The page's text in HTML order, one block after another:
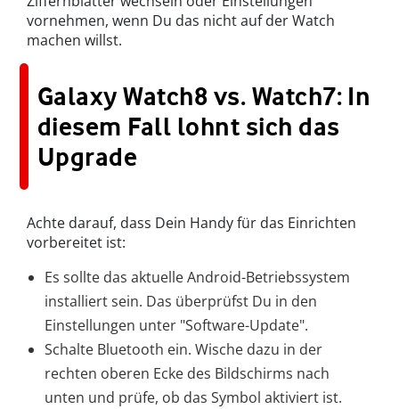
vornehmen, wenn Du das nicht auf der Watch
machen willst.
Galaxy Watch8 vs. Watch7: In
diesem Fall lohnt sich das
Upgrade
Achte darauf, dass Dein Handy für das Einrichten
vorbereitet ist:
Es sollte das aktuelle Android-Betriebssystem
installiert sein. Das überprüfst Du in den
Einstellungen unter "Software-Update".
Schalte Bluetooth ein. Wische dazu in der
rechten oberen Ecke des Bildschirms nach
unten und prüfe, ob das Symbol aktiviert ist.